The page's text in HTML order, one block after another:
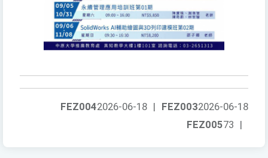
FEZ0032026-06-18
FEZ0042026-06-18 |
FEZ00573 |